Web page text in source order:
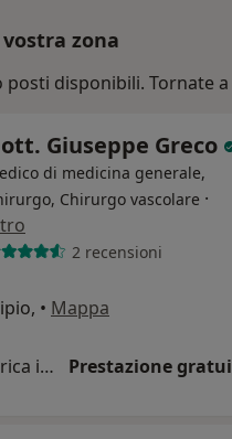
zona
posti disponibili. Tornate
Giuseppe Greco
di medicina generale,
Chirurgo vascolare ·
2 recensioni
• Mappa
Visita medica generica in CONVENZIONE Prestazione